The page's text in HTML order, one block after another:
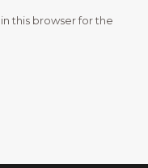
this browser for the